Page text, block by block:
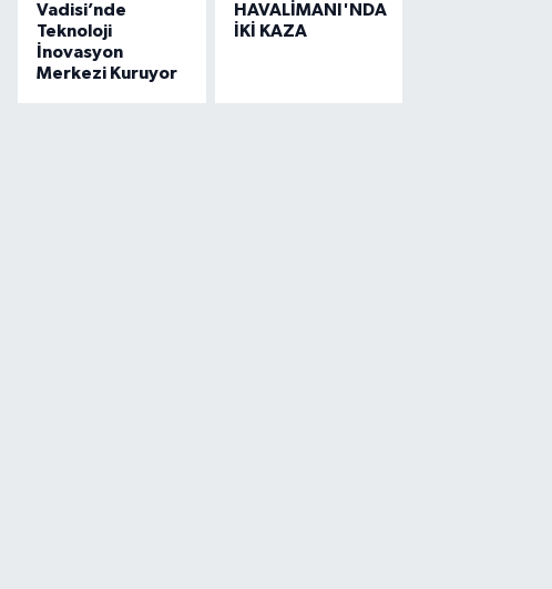
Vadisi’nde
Teknoloji
İnovasyon
Merkezi Kuruyor
HAVALİMANI'NDA
İKİ KAZA